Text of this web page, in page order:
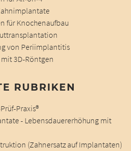
für Knochenaufbau
von Periimplantitis
3D-Röntgen
RUBRIKEN
Praxis®
- Lebensdauererhöhung mit
(Zahnersatz auf Implantaten)